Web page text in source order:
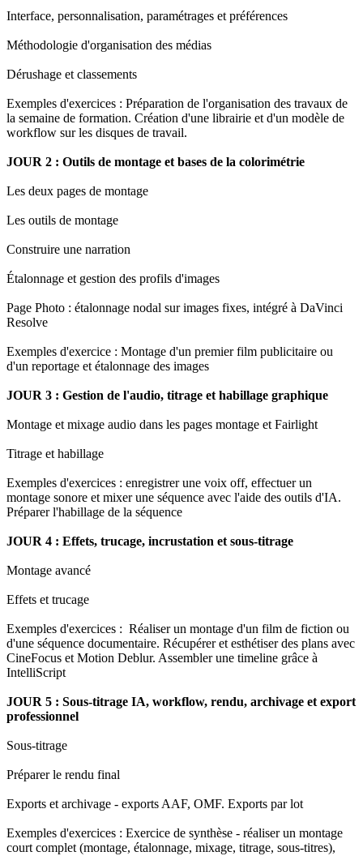
Interface, personnalisation, paramétrages et préférences
Méthodologie d'organisation des médias
Dérushage et classements
Exemples d'exercices : Préparation de l'organisation des travaux de
la semaine de formation. Création d'une librairie et d'un modèle de
workflow sur les disques de travail.
JOUR 2 : Outils de montage et bases de la colorimétrie
Les deux pages de montage
Les outils de montage
Construire une narration
Étalonnage et gestion des profils d'images
Page Photo : étalonnage nodal sur images fixes, intégré à DaVinci
Resolve
Exemples d'exercice : Montage d'un premier film publicitaire ou
d'un reportage et étalonnage des images
JOUR 3 : Gestion de l'audio, titrage et habillage graphique
Montage et mixage audio dans les pages montage et Fairlight
Titrage et habillage
Exemples d'exercices : enregistrer une voix off, effectuer un
montage sonore et mixer une séquence avec l'aide des outils d'IA.
Préparer l'habillage de la séquence
JOUR 4 : Effets, trucage, incrustation et sous-titrage
Montage avancé
Effets et trucage
Exemples d'exercices : Réaliser un montage d'un film de fiction ou
d'une séquence documentaire. Récupérer et esthétiser des plans avec
CineFocus et Motion Deblur. Assembler une timeline grâce à
IntelliScript
JOUR 5 : Sous-titrage IA, workflow, rendu, archivage et export
professionnel
Sous-titrage
Préparer le rendu final
Exports et archivage - exports AAF, OMF. Exports par lot
Exemples d'exercices : Exercice de synthèse - réaliser un montage
court complet (montage, étalonnage, mixage, titrage, sous-titres),